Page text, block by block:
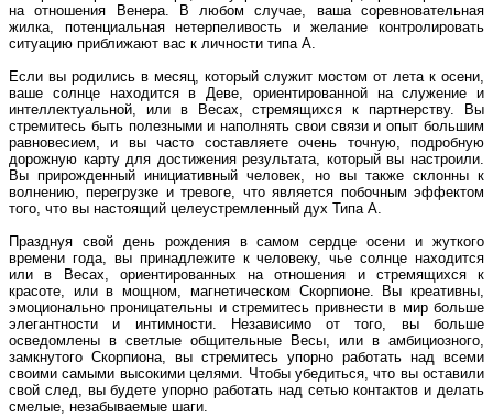
на отношения Венера. В любом случае, ваша соревновательная
жилка, потенциальная нетерпеливость и желание контролировать
ситуацию приближают вас к личности типа А.
Если вы родились в месяц, который служит мостом от лета к осени,
ваше солнце находится в Деве, ориентированной на служение и
интеллектуальной, или в Весах, стремящихся к партнерству. Вы
стремитесь быть полезными и наполнять свои связи и опыт большим
равновесием, и вы часто составляете очень точную, подробную
дорожную карту для достижения результата, который вы настроили.
Вы прирожденный инициативный человек, но вы также склонны к
волнению, перегрузке и тревоге, что является побочным эффектом
того, что вы настоящий целеустремленный дух Типа А.
Празднуя свой день рождения в самом сердце осени и жуткого
времени года, вы принадлежите к человеку, чье солнце находится
или в Весах, ориентированных на отношения и стремящихся к
красоте, или в мощном, магнетическом Скорпионе. Вы креативны,
эмоционально проницательны и стремитесь привнести в мир больше
элегантности и интимности. Независимо от того, вы больше
осведомлены в светлые общительные Весы, или в амбициозного,
замкнутого Скорпиона, вы стремитесь упорно работать над всеми
своими самыми высокими целями. Чтобы убедиться, что вы оставили
свой след, вы будете упорно работать над сетью контактов и делать
смелые, незабываемые шаги.